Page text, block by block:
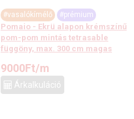
#vasalókímélő #prémium
Pomaio - Ekrü alapon krémszínű
pom-pom mintás tetrasable
függöny, max. 300 cm magas
9000Ft/m
Árkalkuláció